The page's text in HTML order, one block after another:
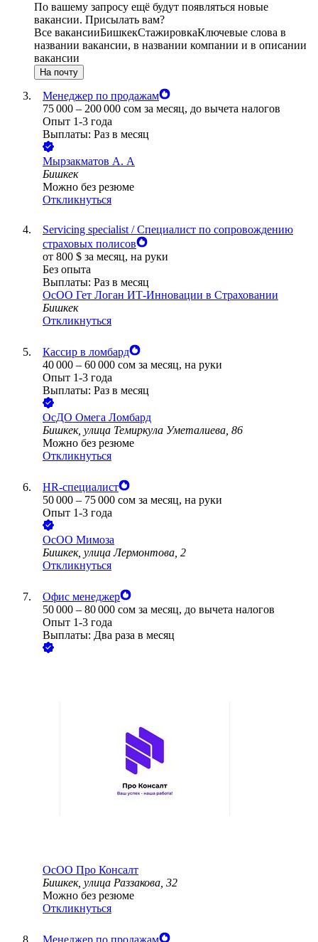
По вашему запросу ещё будут появляться новые
вакансии. Присылать вам?
Все вакансииБишкекСтажировкаКлючевые слова в
названии вакансии, в названии компании и в описании
вакансии
На почту
Менеджер по продажам
75 000 – 200 000 сом за месяц, до вычета налогов
Опыт 1-3 года
Выплаты: Раз в месяц
Мырзакматов А. А
Бишкек
Можно без резюме
Откликнуться
Servicing specialist / Специалист по сопровождению
страховых полисов
от 800 $ за месяц, на руки
Без опыта
Выплаты: Раз в месяц
ОсОО Гет Логан ИТ-Инновации в Страховании
Бишкек
Откликнуться
Кассир в ломбард
40 000 – 60 000 сом за месяц, на руки
Опыт 1-3 года
Выплаты: Раз в месяц
ОсДО Омега Ломбард
Бишкек, улица Темиркула Уметалиева, 86
Можно без резюме
Откликнуться
HR-специалист
50 000 – 75 000 сом за месяц, на руки
Опыт 1-3 года
ОсОО Мимоза
Бишкек, улица Лермонтова, 2
Откликнуться
Офис менеджер
50 000 – 80 000 сом за месяц, до вычета налогов
Опыт 1-3 года
Выплаты: Два раза в месяц
ОсОО Про Консалт
Бишкек, улица Раззакова, 32
Можно без резюме
Откликнуться